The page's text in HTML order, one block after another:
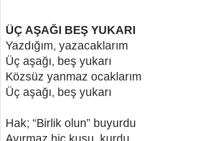
ÜÇ AŞAĞI BEŞ YUKARI
Yazdığım, yazacaklarım
Üç aşağı, beş yukarı
Közsüz yanmaz ocaklarım
Üç aşağı, beş yukarı
Hak; “Birlik olun” buyurdu